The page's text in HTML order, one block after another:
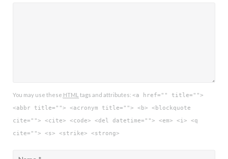
You may use these HTML tags and attributes: <a href="" title="">
<abbr title=""> <acronym title=""> <b> <blockquote
cite=""> <cite> <code> <del datetime=""> <em> <i> <q
cite=""> <s> <strike> <strong>